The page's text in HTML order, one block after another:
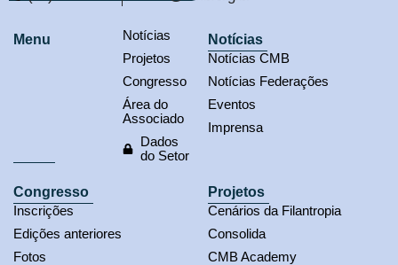
Menu
Notícias
Projetos
Congresso
Área do
Associado
Dados
do Setor
Notícias
Notícias CMB
Notícias Federações
Eventos
Imprensa
Congresso
Inscrições
Edições anteriores
Fotos
Projetos
Cenários da Filantropia
Consolida
CMB Academy